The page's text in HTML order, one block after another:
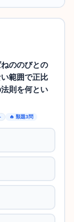
ののびとの
範囲で正比
則を何とい
🔥 類題3問